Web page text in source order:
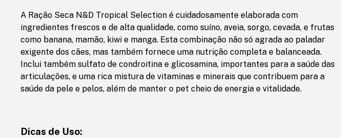
A Ração Seca N&D Tropical Selection é cuidadosamente elaborada com
ingredientes frescos e de alta qualidade, como suíno, aveia, sorgo, cevada, e frutas
como banana, mamão, kiwi e manga. Esta combinação não só agrada ao paladar
exigente dos cães, mas também fornece uma nutrição completa e balanceada.
Inclui também sulfato de condroitina e glicosamina, importantes para a saúde das
articulações, e uma rica mistura de vitaminas e minerais que contribuem para a
saúde da pele e pelos, além de manter o pet cheio de energia e vitalidade.
Dicas de Uso: